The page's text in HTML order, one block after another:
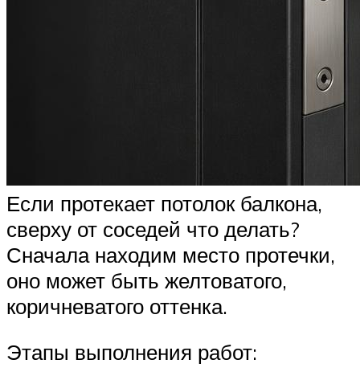
Если протекает потолок балкона,
сверху от соседей что делать?
Сначала находим место протечки,
оно может быть желтоватого,
коричневатого оттенка.
Этапы выполнения работ: